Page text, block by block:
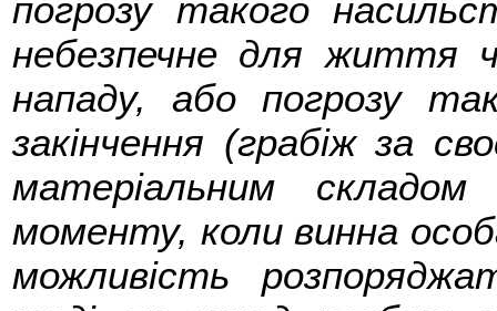
погрозу такого
небезпечне для життя
нападу, або погрозу
закінчення (грабіж за
матеріальним
моменту, коли винна
можливість